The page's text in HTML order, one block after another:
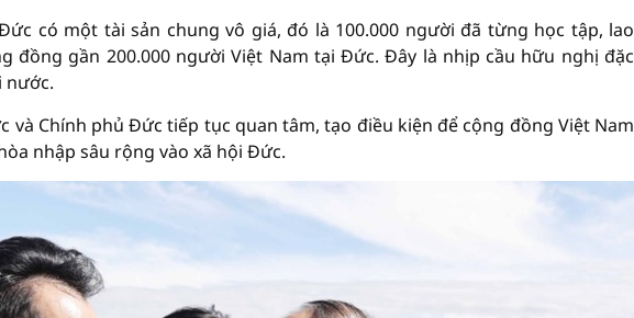
có một tài sản chung vô giá, đó là 100.000 người đã từng học tập, lao
đồng gần 200.000 người Việt Nam tại Đức. Đây là nhịp cầu hữu nghị đặc
nước.
và Chính phủ Đức tiếp tục quan tâm, tạo điều kiện để cộng đồng Việt Nam
nhập sâu rộng vào xã hội Đức.